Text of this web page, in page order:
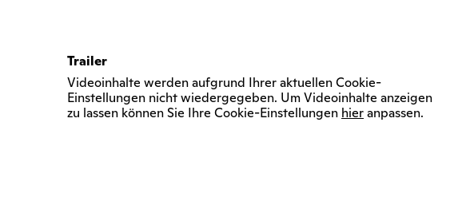
Trailer
Videoinhalte werden aufgrund Ihrer aktuellen Cookie-
Einstellungen nicht wiedergegeben. Um Videoinhalte anzeigen
zu lassen können Sie Ihre Cookie-Einstellungen hieranpassen.